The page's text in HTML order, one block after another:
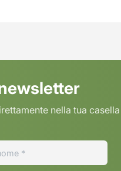
nella tua casella